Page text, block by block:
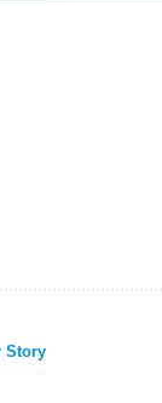
Story